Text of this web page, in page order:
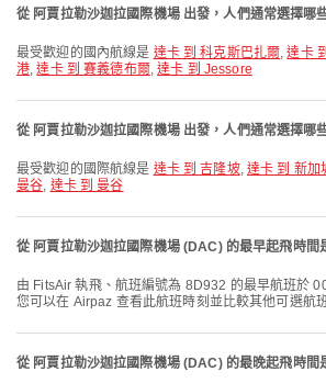
從 阿賈拉勒沙迦拉國際機場 出發，人們通常選擇哪
最受歡迎的國內航線是 達卡 到 科克斯巴扎爾,達卡
港,達卡 到 賽義德布爾,達卡 到 Jessore
從 阿賈拉勒沙迦拉國際機場 出發，人們通常選擇哪
最受歡迎的國際航線是 達卡 到 吉隆坡, 達卡 到 新加
曼谷, 達卡 到 曼谷
從 阿賈拉勒沙迦拉國際機場 (DAC) 的最早起飛時間
由 FitsAir 執飛、航班編號為 8D932 的最早航班於 00:01 起飛前往 可倫坡。
您可以在 Airpaz 查看此航班時刻並比較其他可選航
從 阿賈拉勒沙迦拉國際機場 (DAC) 的最晚起飛時間